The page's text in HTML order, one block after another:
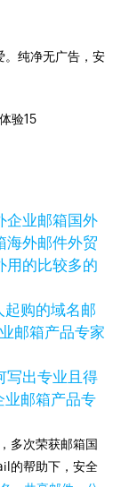
。纯净无广告，安
验15
企业邮箱国外
海外邮件外贸
用的比较多的
起购的域名邮
邮箱产品专家
写出专业且得
业邮箱产品专
多次荣获邮箱国
的帮助下，安全